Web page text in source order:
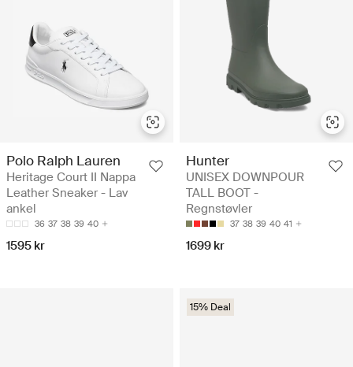
Polo Ralph Lauren
Heritage Court II Nappa
Leather Sneaker - Lav
ankel
36 37 38 39 40
1595 kr
Hunter
UNISEX DOWNPOUR
TALL BOOT -
Regnstøvler
37 38 39 40 41
1699 kr
15% Deal